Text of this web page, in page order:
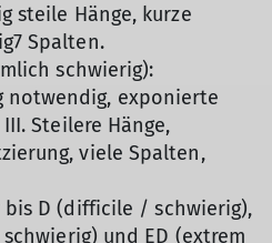
steile Hänge, kurze
Spalten.
schwierig):
notwendig, exponierte
Steilere Hänge,
viele Spalten,
D (difficile / schwierig),
und ED (extrem